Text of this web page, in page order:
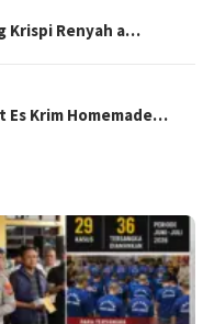
Krispi Renyah a…
Es Krim Homemade…